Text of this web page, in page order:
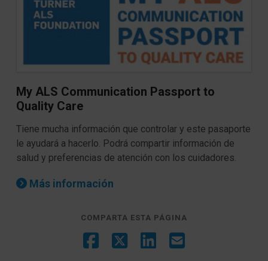
My ALS Communication Passport to
Quality Care
Tiene mucha información que controlar y este pasaporte
le ayudará a hacerlo. Podrá compartir información de
salud y preferencias de atención con los cuidadores.
Más información
COMPARTA ESTA PÁGINA